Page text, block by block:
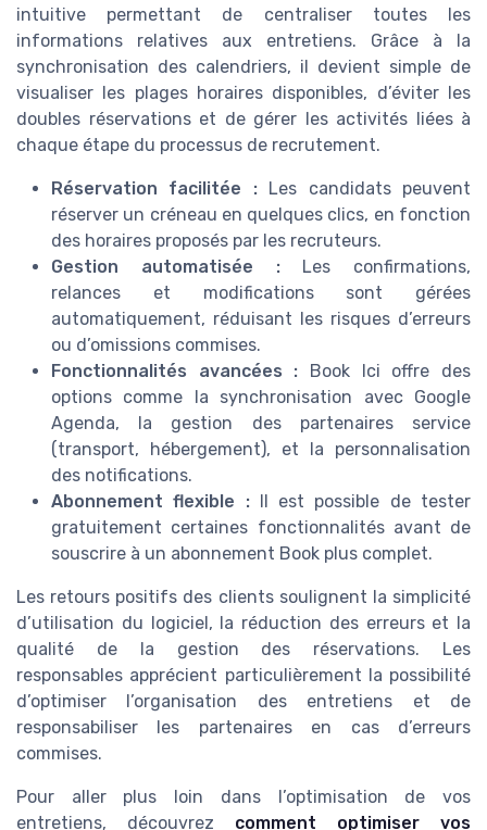
intuitive permettant de centraliser toutes les
informations relatives aux entretiens. Grâce à la
synchronisation des calendriers, il devient simple de
visualiser les plages horaires disponibles, d’éviter les
doubles réservations et de gérer les activités liées à
chaque étape du processus de recrutement.
Réservation facilitée :Les candidats peuvent
réserver un créneau en quelques clics, en fonction
des horaires proposés par les recruteurs.
Gestion automatisée :Les confirmations,
relances et modifications sont gérées
automatiquement, réduisant les risques d’erreurs
ou d’omissions commises.
Fonctionnalités avancées : Book Ici offre des
options comme la synchronisation avec Google
Agenda, la gestion des partenaires service
(transport, hébergement), et la personnalisation
des notifications.
Abonnement flexible :Il est possible de tester
gratuitement certaines fonctionnalités avant de
souscrire à un abonnement Book plus complet.
Les retours positifs des clients soulignent la simplicité
d’utilisation du logiciel, la réduction des erreurs et la
qualité de la gestion des réservations. Les
responsables apprécient particulièrement la possibilité
d’optimiser l’organisation des entretiens et de
responsabiliser les partenaires en cas d’erreurs
commises.
Pour aller plus loin dans l’optimisation de vos
entretiens, découvrez comment optimiser vos